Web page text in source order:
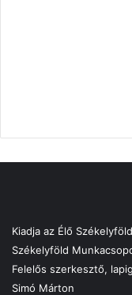
Kiadja az Élő
Székelyföld
Felelős szerkesztő,
Simó Márton